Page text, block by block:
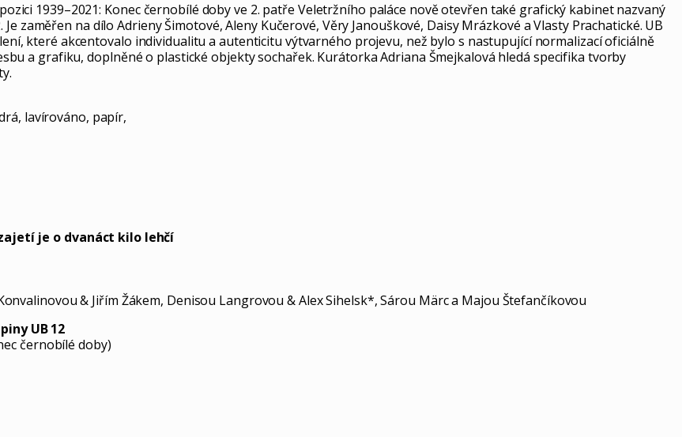
1939–2021: Konec černobílé doby ve 2. patře Veletržního paláce nově otevřen také grafický kabinet nazvaný
zaměřen na dílo Adrieny Šimotové, Aleny Kučerové, Věry Janouškové, Daisy Mrázkové a Vlasty Prachatické. UB
které akcentovalo individualitu a autenticitu výtvarného projevu, než bylo s nastupující normalizací oficiálně
a grafiku, doplněné o plastické objekty sochařek. Kurátorka Adriana Šmejkalová hledá specifika tvorby
lavírováno, papír,
je o dvanáct kilo lehčí
& Jiřím Žákem, Denisou Langrovou & Alex Sihelsk*, Sárou Märc a Majou Štefančíkovou
UB 12
černobílé doby)